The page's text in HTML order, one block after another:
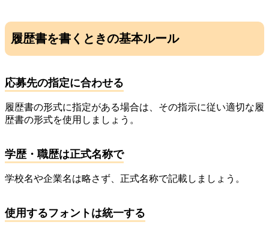
履歴書を書くときの基本ルール
応募先の指定に合わせる
履歴書の形式に指定がある場合は、その指示に従い適切な履
歴書の形式を使用しましょう。
学歴・職歴は正式名称で
学校名や企業名は略さず、正式名称で記載しましょう。
使用するフォントは統一する